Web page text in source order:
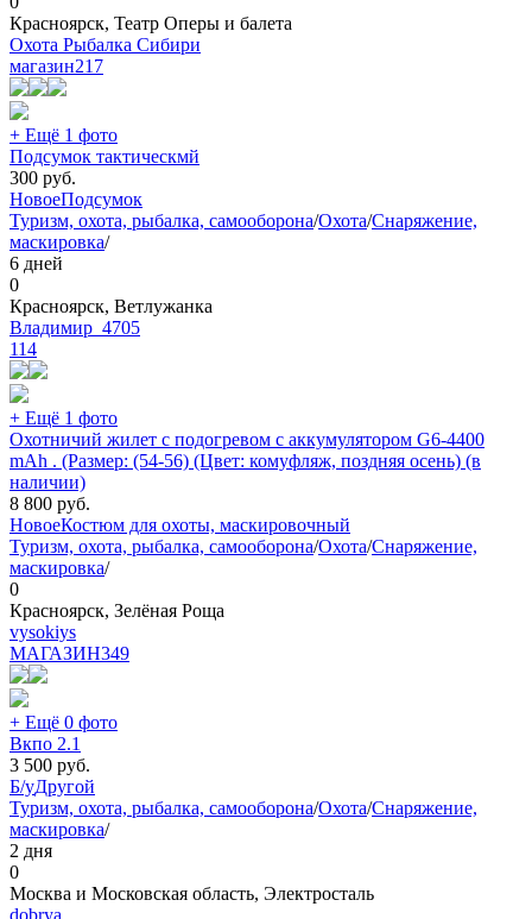
Красноярск, Театр Оперы и балета
Охота Рыбалка Сибири
магазин217
+ Ещё 1 фото
Подсумок тактическмй
300 руб.
НовоеПодсумок
Туризм, охота, рыбалка, самооборона/Охота/Снаряжение,
маскировка/
6 дней
0
Красноярск, Ветлужанка
Владимир_4705
114
+ Ещё 1 фото
Охотничий жилет с подогревом c аккумулятором G6-4400
mAh . (Размер: (54-56) (Цвет: комуфляж, поздняя осень) (в
наличии)
8 800 руб.
НовоеКостюм для охоты, маскировочный
Туризм, охота, рыбалка, самооборона/Охота/Снаряжение,
маскировка/
0
Красноярск, Зелёная Роща
vysokiys
МАГАЗИН349
+ Ещё 0 фото
Вкпо 2.1
3 500 руб.
Б/уДругой
Туризм, охота, рыбалка, самооборона/Охота/Снаряжение,
маскировка/
2 дня
0
Москва и Московская область, Электросталь
dobrya